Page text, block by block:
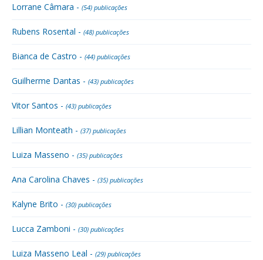
Lorrane Câmara - (54) publicações
Rubens Rosental - (48) publicações
Bianca de Castro - (44) publicações
Guilherme Dantas - (43) publicações
Vitor Santos - (43) publicações
Lillian Monteath - (37) publicações
Luiza Masseno - (35) publicações
Ana Carolina Chaves - (35) publicações
Kalyne Brito - (30) publicações
Lucca Zamboni - (30) publicações
Luiza Masseno Leal - (29) publicações